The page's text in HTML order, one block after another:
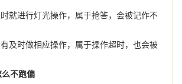
就进行灯光操作，属于抢答，会被记作不
及时做相应操作，属于操作超时，也会被
不跑偏